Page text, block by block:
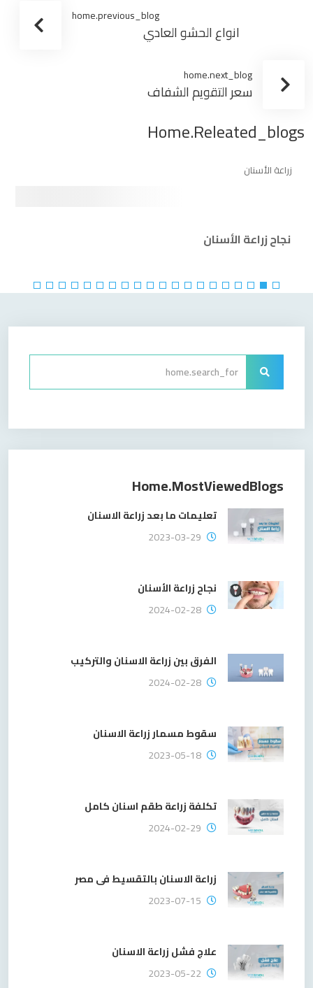
home.previous_blog
انواع الحشو العادي
home.next_blog
سعر التقويم الشفاف
Home.releated_blogs
زراعة الأسنان
نجاح زراعة الأسنان
Home.mostViewedBlogs
تعليمات ما بعد زراعة الاسنان
2023-03-29
نجاح زراعة الأسنان
2024-02-28
الفرق بين زراعة الاسنان والتركيب
2024-02-28
سقوط مسمار زراعة الاسنان
2023-05-18
تكلفة زراعة طقم اسنان كامل
2024-02-29
زراعة الاسنان بالتقسيط فى مصر
2023-07-15
علاج فشل زراعة الاسنان
2023-05-22